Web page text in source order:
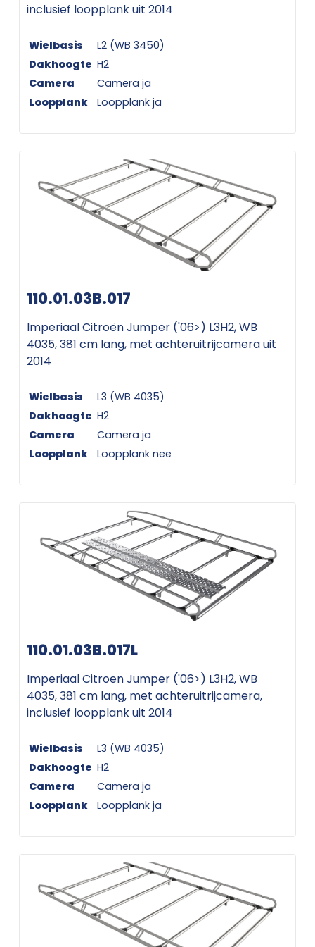
inclusief loopplank uit 2014
Wielbasis
L2 (WB 3450)
Dakhoogte H2
Camera
Camera ja
Loopplank
Loopplank ja
110.01.03B.017
Imperiaal Citroën Jumper ('06>) L3H2, WB
4035, 381 cm lang, met achteruitrijcamera uit
2014
Wielbasis
L3 (WB 4035)
Dakhoogte H2
Camera
Camera ja
Loopplank
Loopplank nee
110.01.03B.017L
Imperiaal Citroen Jumper ('06>) L3H2, WB
4035, 381 cm lang, met achteruitrijcamera,
inclusief loopplank uit 2014
Wielbasis
L3 (WB 4035)
Dakhoogte H2
Camera
Camera ja
Loopplank
Loopplank ja